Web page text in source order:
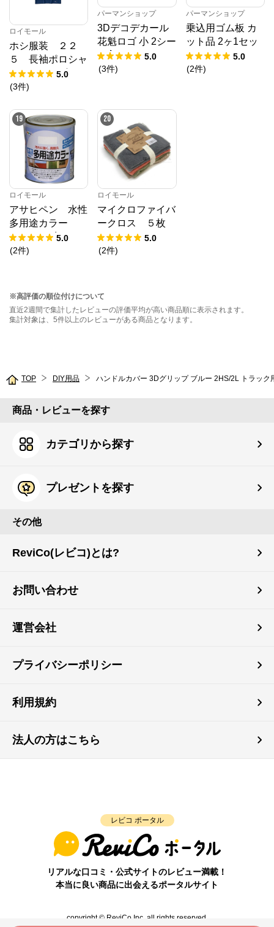
ロイモール
ホシ服装 ２２
５ 長袖ポロシャ
ツ ６ネイビー
Ｌ
5.0
(3件)
パーマンショップ
3Dデコデカール
花魁ロゴ 小 2シー
ト入り
5.0
(3件)
パーマンショップ
乗込用ゴム板 カ
ット品 2ヶ1セッ
ト
5.0
(2件)
19
ロイモール
アサヒペン 水性
多用途カラー
１.６Ｌ 赤さび
5.0
(2件)
20
ロイモール
マイクロファイバ
ークロス ５枚
ベーシック5.0
(2件)
※高評価の順位付けについて
直近2週間で集計したレビューの評価平均が高い商品順に表示されます。
集計対象は、5件以上のレビューがある商品となります。
TOP DIY用品 ハンドルカバー 3Dグリップ ブルー 2HS/2L トラック
商品・レビューを探す
カテゴリから探す
プレゼントを探す
その他
ReviCo(レビコ)とは?
お問い合わせ
運営会社
プライバシーポリシー
利用規約
法人の方はこちら
レビコ ポータル
リアルな口コミ・公式サイトのレビュー満載！
本当に良い商品に出会えるポータルサイト
copyright © ReviCo Inc. all rights reserved.